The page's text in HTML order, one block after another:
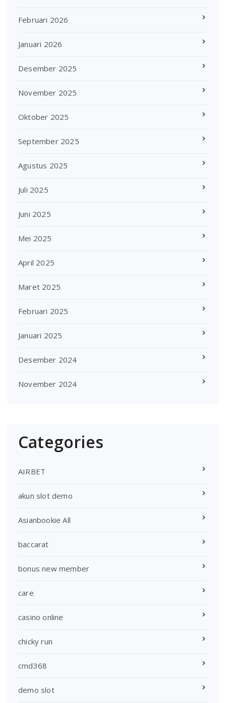
Februari 2026
Januari 2026
Desember 2025
November 2025
Oktober 2025
September 2025
Agustus 2025
Juli 2025
Juni 2025
Mei 2025
April 2025
Maret 2025
Februari 2025
Januari 2025
Desember 2024
November 2024
Categories
AIRBET
akun slot demo
Asianbookie All
baccarat
bonus new member
care
casino online
chicky run
cmd368
demo slot